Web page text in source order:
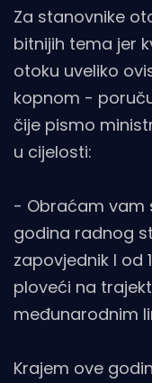
Za stanovnike
bitnijih tema jer
otoku uveliko
kopnom -
čije pismo
u cijelosti:
- Obraćam vam
godina radnog
zapovjednik I od
ploveći na
međunarodnim
Krajem ove